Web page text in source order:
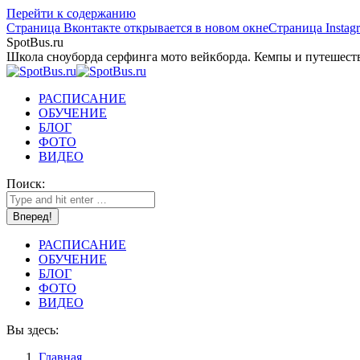
Перейти к содержанию
Страница Вконтакте открывается в новом окнеСтраница
SpotBus.ru
Школа сноуборда серфинга мото вейкборда. Кемпы и
РАСПИСАНИЕ
ОБУЧЕНИЕ
БЛОГ
ФОТО
ВИДЕО
Поиск:
РАСПИСАНИЕ
ОБУЧЕНИЕ
БЛОГ
ФОТО
ВИДЕО
Вы здесь:
Главная